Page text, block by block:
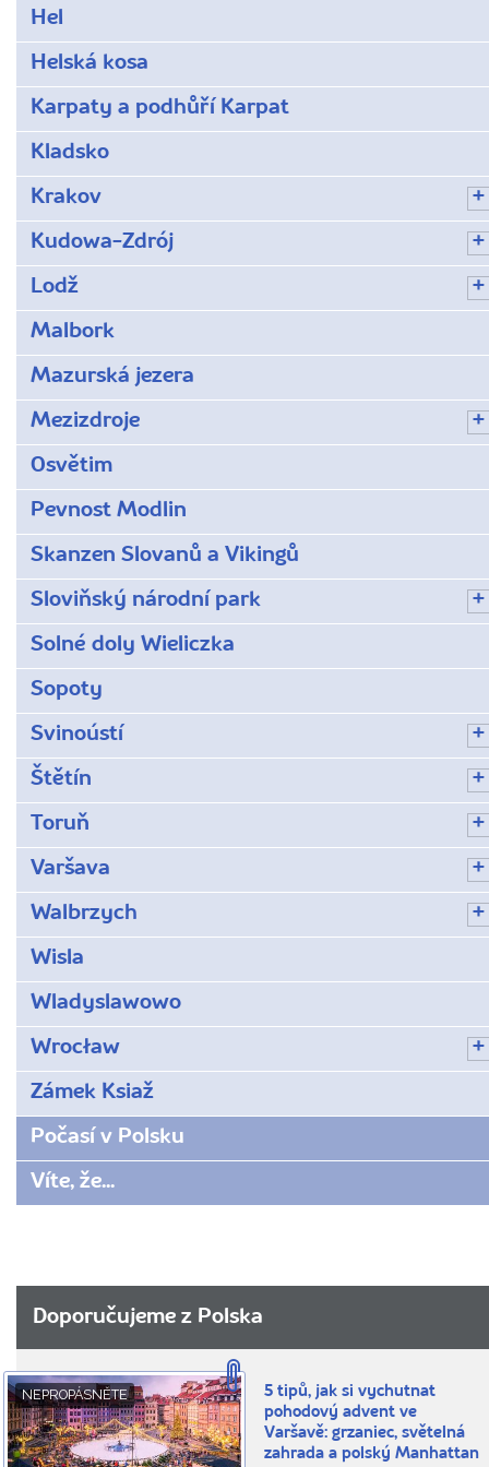
Hel
Helská kosa
Karpaty a podhůří Karpat
Kladsko
Krakov
Kudowa-Zdrój
Lodž
Malbork
Mazurská jezera
Mezizdroje
Osvětim
Pevnost Modlin
Skanzen Slovanů a Vikingů
Sloviňský národní park
Solné doly Wieliczka
Sopoty
Svinoústí
Štětín
Toruň
Varšava
Walbrzych
Wisla
Wladyslawowo
Wrocław
Zámek Ksiaž
Počasí v Polsku
Víte, že...
Doporučujeme z Polska
NEPROPÁSNĚTE
5 tipů, jak si vychutnat
pohodový advent ve
Varšavě: grzaniec, světelná
zahrada a polský Manhattan